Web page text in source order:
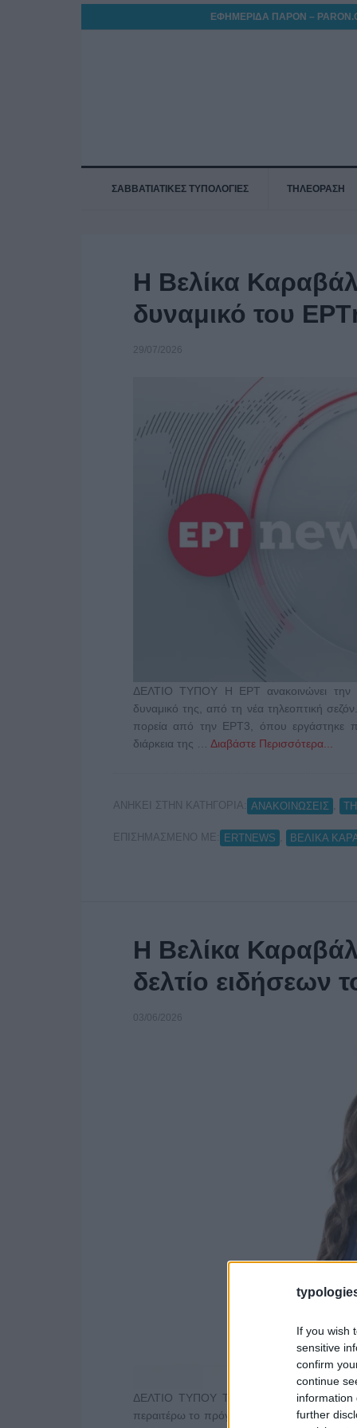
If you wish
sensitive
confirm
continue
information
further
ΕΦΗΜΕΡΙΔΑ ΠΑΡΟΝ –
ΣΑΒΒΑΤΙΑΤΙΚΕΣ ΤΥΠΟΛΟΓΙΕΣ ΤΗΛΕΟΡΑΣΗ
Η Βελίκα
δυναμικό του
29/07/2026
ΔΕΛΤΙΟ ΤΥΠΟΥ Η ΕΡΤ ανακοινώνει την
δυναμικό της, από τη νέα τηλεοπτική
πορεία από την ΕΡΤ3, όπου εργάστηκε
διάρκεια της … Διαβάστε Περισσότερα...
ΑΝΗΚΕΙ ΣΤΗΝ ΚΑΤΗΓΟΡΙΑ: ΑΝΑΚΟΙΝΩΣΕΙΣ
ΕΠΙΣΗΜΑΣΜΕΝΟ ΜΕ: ERTNEWS ΒΕΛΙΚΑ
Η Βελίκα
δελτίο ειδήσεων
03/06/2026
ΔΕΛΤΙΟ ΤΥΠΟΥ Το MEGA News, το 24ωρο
περαιτέρω το πρόγραμμά του με την